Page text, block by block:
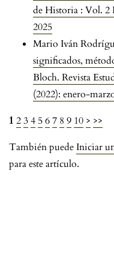
de Historia : Vol.
2025
Mario Iván
significados,
Bloch. Revista
(2022): enero-
1 234 567 8 9 10 > >>
También puede Iniciar
para este artículo.